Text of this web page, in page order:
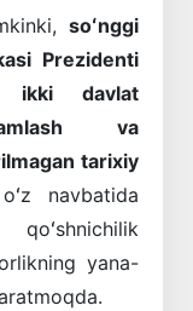
soʻnggi
Prezidenti
ikki davlat
va
tarixiy
navbatida
yana-